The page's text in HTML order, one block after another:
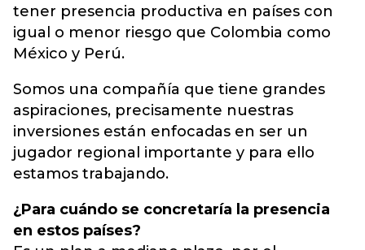
tener presencia productiva en países con
igual o menor riesgo que Colombia como
México y Perú.
Somos una compañía que tiene grandes
aspiraciones, precisamente nuestras
inversiones están enfocadas en ser un
jugador regional importante y para ello
estamos trabajando.
¿Para cuándo se concretaría la presencia
en estos países?